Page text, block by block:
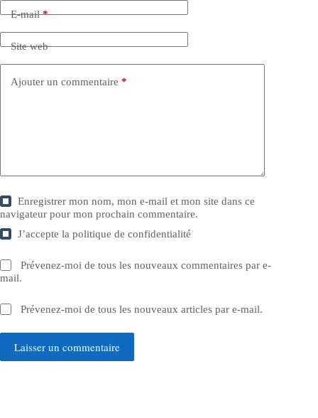
E-mail*
Site web
Ajouter un commentaire *
Enregistrer mon nom, mon e-mail et mon site dans ce
navigateur pour mon prochain commentaire.
J’accepte lapolitique de confidentialité
Prévenez-moi de tous les nouveaux commentaires par e-
mail.
Prévenez-moi de tous les nouveaux articles par e-mail.
Laisser un commentaire